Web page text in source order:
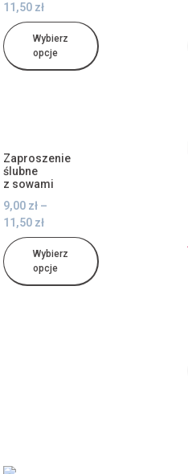
11,50 zł
Wybierz
opcje
Zaproszenie
ślubne
z sowami
9,00 zł –
11,50 zł
Wybierz
opcje